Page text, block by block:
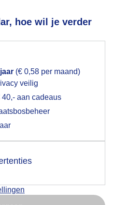
hoe wil je verder
(€ 0,58 per maand)
veilig
aan cadeaus
gebruiken voor het
op hebt gegeven,
up uit je browser waarin
de popup
later